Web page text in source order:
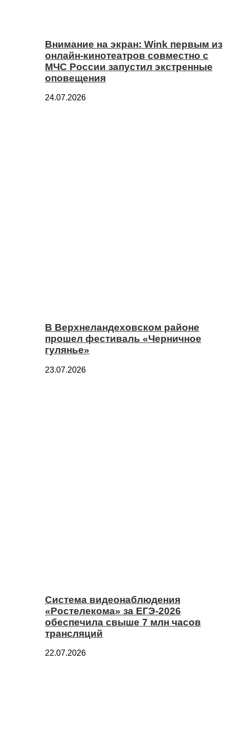
Внимание на экран: Wink первым из
онлайн-кинотеатров совместно с
МЧС России запустил экстренные
оповещения
24.07.2026
В Верхнеландеховском районе
прошел фестиваль «Черничное
гулянье»
23.07.2026
Система видеонаблюдения
«Ростелекома» за ЕГЭ-2026
обеспечила свыше 7 млн часов
трансляций
22.07.2026